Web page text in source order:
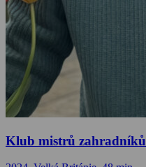
Klub mistrů zahradníků